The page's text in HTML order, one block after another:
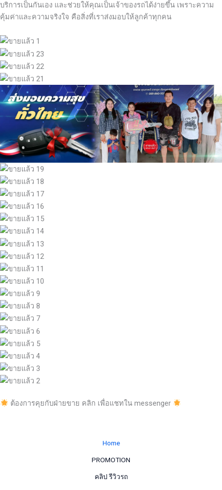
บริการเป็นกันเอง และช่วยให้คุณเป็นเจ้าของรถได้ง่ายขึ้น เพราะความ
คุ้มค่าและความจริงใจ คือสิ่งที่เราส่งมอบให้ลูกค้าทุกคน
ต้องการคุยกับฝ่ายขาย คลิก เพื่อแชทใน messenger
Home
PROMOTION
คลิป รีวิวรถ